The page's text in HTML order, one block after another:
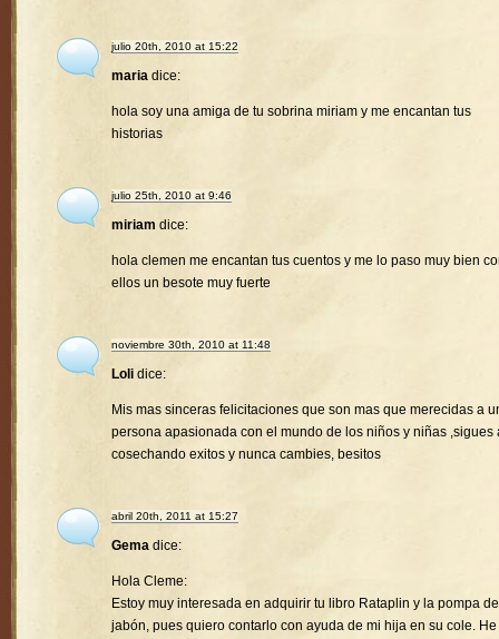
julio 20th, 2010 at 15:22
maria dice:
hola soy una amiga de tu sobrina miriam y me encantan tus
historias
julio 25th, 2010 at 9:46
miriam dice:
hola clemen me encantan tus cuentos y me lo paso muy bien
ellos un besote muy fuerte
noviembre 30th, 2010 at 11:48
Loli dice:
Mis mas sinceras felicitaciones que son mas que merecidas a
persona apasionada con el mundo de los niños y niñas ,sigues
cosechando exitos y nunca cambies, besitos
abril 20th, 2011 at 15:27
Gema dice:
Hola Cleme:
Estoy muy interesada en adquirir tu libro Rataplin y la pompa de
jabón, pues quiero contarlo con ayuda de mi hija en su cole. He